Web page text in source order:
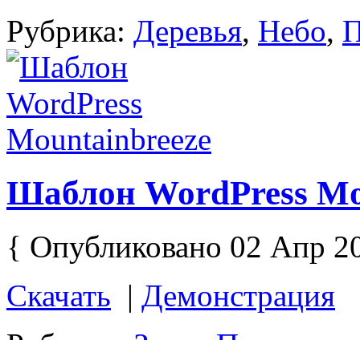
Рубрика: Деревья, Небо,
Шаблон WordPress
{ Опубликовано 02 Апр
Скачать | Демонстрация